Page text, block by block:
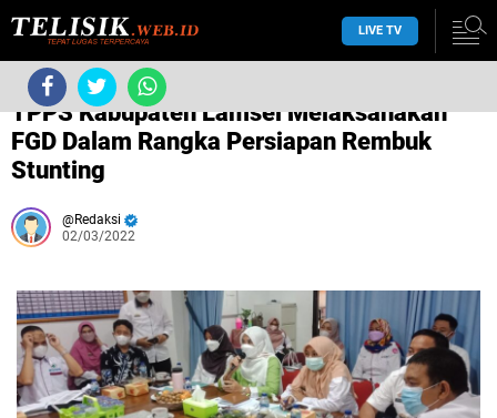
LIVE TV
/daerah
TPPS Kabupaten Lamsel Melaksanakan
FGD Dalam Rangka Persiapan Rembuk
Stunting
Redaksi
02/03/2022